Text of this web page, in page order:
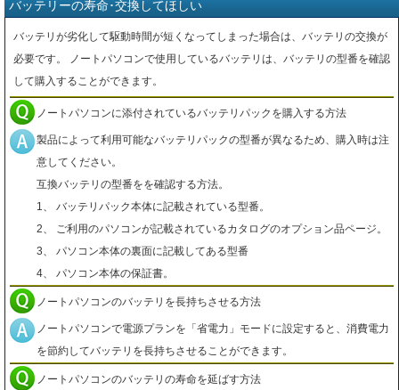
バッテリーの寿命･交換してほしい
バッテリが劣化して駆動時間が短くなってしまった場合は、バッテリの交換が
必要です。 ノートパソコンで使用しているバッテリは、バッテリの型番を確認
して購入することができます。
ノートパソコンに添付されているバッテリパックを購入する方法
製品によって利用可能なバッテリパックの型番が異なるため、購入時は注
意してください。
互換バッテリの型番をを確認する方法。
1、 バッテリパック本体に記載されている型番。
2、 ご利用のパソコンが記載されているカタログのオプション品ページ。
3、 パソコン本体の裏面に記載してある型番
4、 パソコン本体の保証書。
ノートパソコンのバッテリを長持ちさせる方法
ノートパソコンで電源プランを「省電力」モードに設定すると、消費電力
を節約してバッテリを長持ちさせることができます。
ノートパソコンのバッテリの寿命を延ばす方法